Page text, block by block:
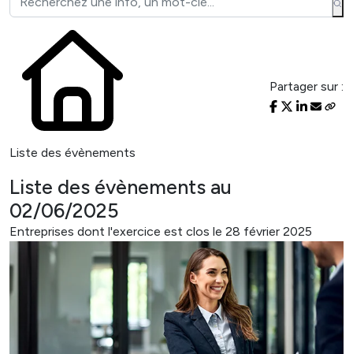
Liste des évènements
Partager sur :
Liste des évènements au
02/06/2025
Entreprises dont l'exercice est clos le 28 février 2025